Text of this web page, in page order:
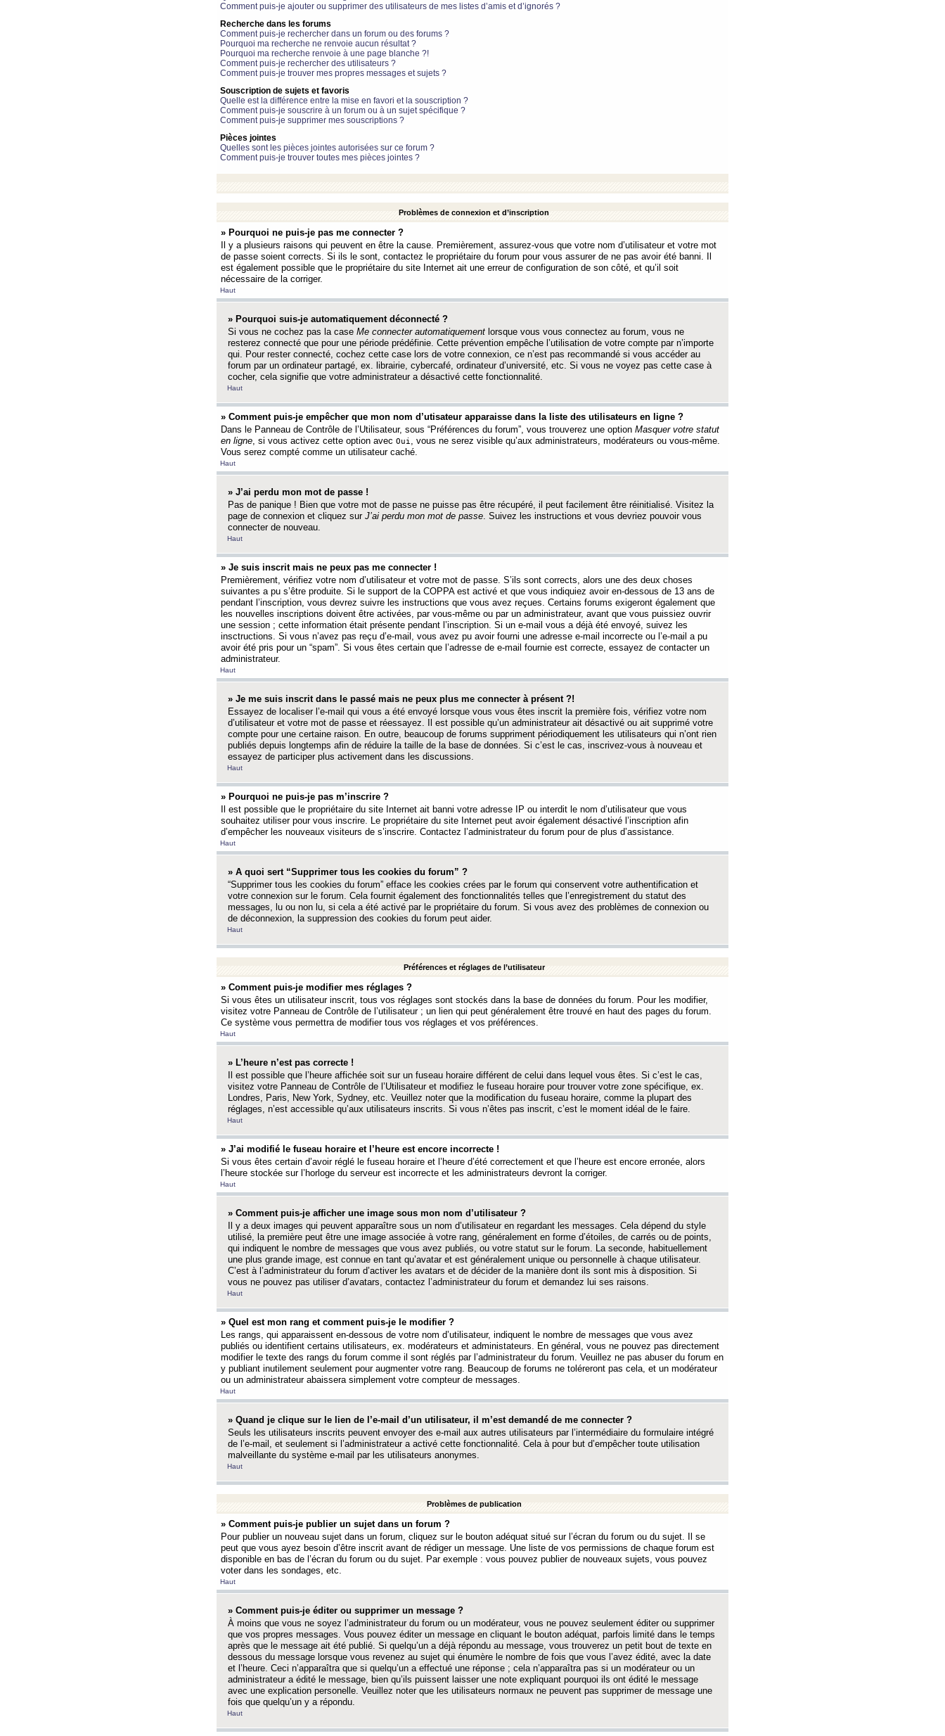
Comment puis-je ajouter ou supprimer des utilisateurs de mes listes d’amis et d’ignorés ?
Recherche dans les forums
Comment puis-je rechercher dans un forum ou des forums ?
Pourquoi ma recherche ne renvoie aucun résultat ?
Pourquoi ma recherche renvoie à une page blanche ?!
Comment puis-je rechercher des utilisateurs ?
Comment puis-je trouver mes propres messages et sujets ?
Souscription de sujets et favoris
Quelle est la différence entre la mise en favori et la souscription ?
Comment puis-je souscrire à un forum ou à un sujet spécifique ?
Comment puis-je supprimer mes souscriptions ?
Pièces jointes
Quelles sont les pièces jointes autorisées sur ce forum ?
Comment puis-je trouver toutes mes pièces jointes ?
Problèmes de connexion et d’inscription
» Pourquoi ne puis-je pas me connecter ?
Il y a plusieurs raisons qui peuvent en être la cause. Premièrement, assurez-vous que votre nom d’utilisateur et votre mot
de passe soient corrects. Si ils le sont, contactez le propriétaire du forum pour vous assurer de ne pas avoir été banni. Il
est également possible que le propriétaire du site Internet ait une erreur de configuration de son côté, et qu’il soit
nécessaire de la corriger.
Haut
» Pourquoi suis-je automatiquement déconnecté ?
Si vous ne cochez pas la case Me connecter automatiquement lorsque vous vous connectez au forum, vous ne
resterez connecté que pour une période prédéfinie. Cette prévention empêche l’utilisation de votre compte par n’importe
qui. Pour rester connecté, cochez cette case lors de votre connexion, ce n’est pas recommandé si vous accéder au
forum par un ordinateur partagé, ex. librairie, cybercafé, ordinateur d’université, etc. Si vous ne voyez pas cette case à
cocher, cela signifie que votre administrateur a désactivé cette fonctionnalité.
Haut
» Comment puis-je empêcher que mon nom d’utisateur apparaisse dans la liste des utilisateurs en ligne ?
Dans le Panneau de Contrôle de l’Utilisateur, sous “Préférences du forum”, vous trouverez une option Masquer votre statut
en ligne, si vous activez cette option avec Oui , vous ne serez visible qu’aux administrateurs, modérateurs ou vous-même.
Vous serez compté comme un utilisateur caché.
Haut
» J’ai perdu mon mot de passe !
Pas de panique ! Bien que votre mot de passe ne puisse pas être récupéré, il peut facilement être réinitialisé. Visitez la
page de connexion et cliquez sur J’ai perdu mon mot de passe. Suivez les instructions et vous devriez pouvoir vous
connecter de nouveau.
Haut
» Je suis inscrit mais ne peux pas me connecter !
Premièrement, vérifiez votre nom d’utilisateur et votre mot de passe. S’ils sont corrects, alors une des deux choses
suivantes a pu s’être produite. Si le support de la COPPA est activé et que vous indiquiez avoir en-dessous de 13 ans de
pendant l’inscription, vous devrez suivre les instructions que vous avez reçues. Certains forums exigeront également que
les nouvelles inscriptions doivent être activées, par vous-même ou par un administrateur, avant que vous puissiez ouvrir
une session ; cette information était présente pendant l’inscription. Si un e-mail vous a déjà été envoyé, suivez les
insctructions. Si vous n’avez pas reçu d’e-mail, vous avez pu avoir fourni une adresse e-mail incorrecte ou l’e-mail a pu
avoir été pris pour un “spam”. Si vous êtes certain que l’adresse de e-mail fournie est correcte, essayez de contacter un
administrateur.
Haut
» Je me suis inscrit dans le passé mais ne peux plus me connecter à présent ?!
Essayez de localiser l’e-mail qui vous a été envoyé lorsque vous vous êtes inscrit la première fois, vérifiez votre nom
d’utilisateur et votre mot de passe et réessayez. Il est possible qu’un administrateur ait désactivé ou ait supprimé votre
compte pour une certaine raison. En outre, beaucoup de forums suppriment périodiquement les utilisateurs qui n’ont rien
publiés depuis longtemps afin de réduire la taille de la base de données. Si c’est le cas, inscrivez-vous à nouveau et
essayez de participer plus activement dans les discussions.
Haut
» Pourquoi ne puis-je pas m’inscrire ?
Il est possible que le propriétaire du site Internet ait banni votre adresse IP ou interdit le nom d’utilisateur que vous
souhaitez utiliser pour vous inscrire. Le propriétaire du site Internet peut avoir également désactivé l’inscription afin
d’empêcher les nouveaux visiteurs de s’inscrire. Contactez l’administrateur du forum pour de plus d’assistance.
Haut
» A quoi sert “Supprimer tous les cookies du forum” ?
“Supprimer tous les cookies du forum” efface les cookies crées par le forum qui conservent votre authentification et
votre connexion sur le forum. Cela fournit également des fonctionnalités telles que l’enregistrement du statut des
messages, lu ou non lu, si cela a été activé par le propriétaire du forum. Si vous avez des problèmes de connexion ou
de déconnexion, la suppression des cookies du forum peut aider.
Haut
Préférences et réglages de l’utilisateur
» Comment puis-je modifier mes réglages ?
Si vous êtes un utilisateur inscrit, tous vos réglages sont stockés dans la base de données du forum. Pour les modifier,
visitez votre Panneau de Contrôle de l’utilisateur ; un lien qui peut généralement être trouvé en haut des pages du forum.
Ce système vous permettra de modifier tous vos réglages et vos préférences.
Haut
» L’heure n’est pas correcte !
Il est possible que l’heure affichée soit sur un fuseau horaire différent de celui dans lequel vous êtes. Si c’est le cas,
visitez votre Panneau de Contrôle de l’Utilisateur et modifiez le fuseau horaire pour trouver votre zone spécifique, ex.
Londres, Paris, New York, Sydney, etc. Veuillez noter que la modification du fuseau horaire, comme la plupart des
réglages, n’est accessible qu’aux utilisateurs inscrits. Si vous n’êtes pas inscrit, c’est le moment idéal de le faire.
Haut
» J’ai modifié le fuseau horaire et l’heure est encore incorrecte !
Si vous êtes certain d’avoir réglé le fuseau horaire et l’heure d’été correctement et que l’heure est encore erronée, alors
l’heure stockée sur l’horloge du serveur est incorrecte et les administrateurs devront la corriger.
Haut
» Comment puis-je afficher une image sous mon nom d’utilisateur ?
Il y a deux images qui peuvent apparaître sous un nom d’utilisateur en regardant les messages. Cela dépend du style
utilisé, la première peut être une image associée à votre rang, généralement en forme d’étoiles, de carrés ou de points,
qui indiquent le nombre de messages que vous avez publiés, ou votre statut sur le forum. La seconde, habituellement
une plus grande image, est connue en tant qu’avatar et est généralement unique ou personnelle à chaque utilisateur.
C’est à l’administrateur du forum d’activer les avatars et de décider de la manière dont ils sont mis à disposition. Si
vous ne pouvez pas utiliser d’avatars, contactez l’administrateur du forum et demandez lui ses raisons.
Haut
» Quel est mon rang et comment puis-je le modifier ?
Les rangs, qui apparaissent en-dessous de votre nom d’utilisateur, indiquent le nombre de messages que vous avez
publiés ou identifient certains utilisateurs, ex. modérateurs et administateurs. En général, vous ne pouvez pas directement
modifier le texte des rangs du forum comme il sont réglés par l’administrateur du forum. Veuillez ne pas abuser du forum en
y publiant inutilement seulement pour augmenter votre rang. Beaucoup de forums ne toléreront pas cela, et un modérateur
ou un administrateur abaissera simplement votre compteur de messages.
Haut
» Quand je clique sur le lien de l’e-mail d’un utilisateur, il m’est demandé de me connecter ?
Seuls les utilisateurs inscrits peuvent envoyer des e-mail aux autres utilisateurs par l’intermédiaire du formulaire intégré
de l’e-mail, et seulement si l’administrateur a activé cette fonctionnalité. Cela à pour but d’empêcher toute utilisation
malveillante du système e-mail par les utilisateurs anonymes.
Haut
Problèmes de publication
» Comment puis-je publier un sujet dans un forum ?
Pour publier un nouveau sujet dans un forum, cliquez sur le bouton adéquat situé sur l’écran du forum ou du sujet. Il se
peut que vous ayez besoin d’être inscrit avant de rédiger un message. Une liste de vos permissions de chaque forum est
disponible en bas de l’écran du forum ou du sujet. Par exemple : vous pouvez publier de nouveaux sujets, vous pouvez
voter dans les sondages, etc.
Haut
» Comment puis-je éditer ou supprimer un message ?
À moins que vous ne soyez l’administrateur du forum ou un modérateur, vous ne pouvez seulement éditer ou supprimer
que vos propres messages. Vous pouvez éditer un message en cliquant le bouton adéquat, parfois limité dans le temps
après que le message ait été publié. Si quelqu’un a déjà répondu au message, vous trouverez un petit bout de texte en
dessous du message lorsque vous revenez au sujet qui énumère le nombre de fois que vous l’avez édité, avec la date
et l’heure. Ceci n’apparaîtra que si quelqu’un a effectué une réponse ; cela n’apparaîtra pas si un modérateur ou un
administrateur a édité le message, bien qu’ils puissent laisser une note expliquant pourquoi ils ont édité le message
avec une explication personelle. Veuillez noter que les utilisateurs normaux ne peuvent pas supprimer de message une
fois que quelqu’un y a répondu.
Haut